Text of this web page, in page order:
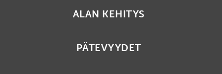
ALAN KEHITYS
PÄTEVYYDET